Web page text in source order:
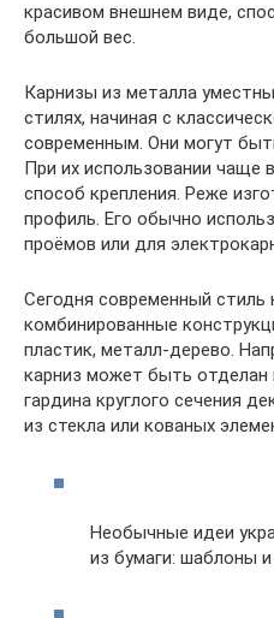
красивом внешнем виде,
большой вес.
Карнизы из металла
стилях, начиная с
современным. Они могут
При их использовании чаще
способ крепления. Реже
профиль. Его обычно
проёмов или для
Сегодня современный стиль
комбинированные
пластик, металл-дерево.
карниз может быть отделан
гардина круглого сечения
из стекла или кованых
Необычные идеи
из бумаги: шаблоны